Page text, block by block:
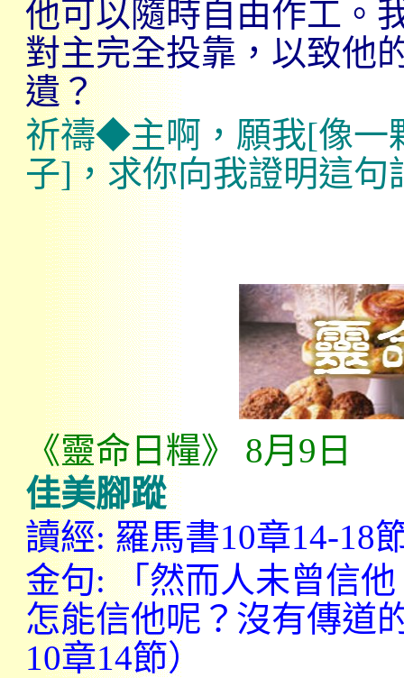
他可以隨時自由作工。
對主完全投靠，以致他
遺？
祈禱◆主啊，願我[像一
子]，求你向我證明這句
《靈命日糧》 8月 9 日
佳美腳蹤
讀經:羅馬書10章14-18
金句:「然而人未曾信
怎能信他呢？沒有傳道
10章14節）